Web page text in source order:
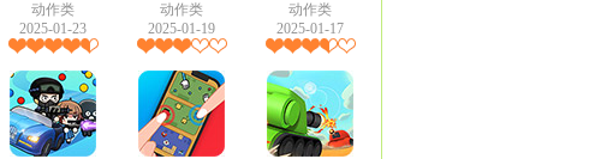
动作类
2025-01-23
动作类
2025-01-19
动作类
2025-01-17